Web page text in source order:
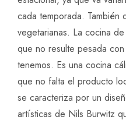
cada temporada. También
vegetarianas. La cocina
que no resulte pesada
tenemos. Es una cocina
que no falta el producto
se caracteriza por un
artísticas de Nils Burwitz